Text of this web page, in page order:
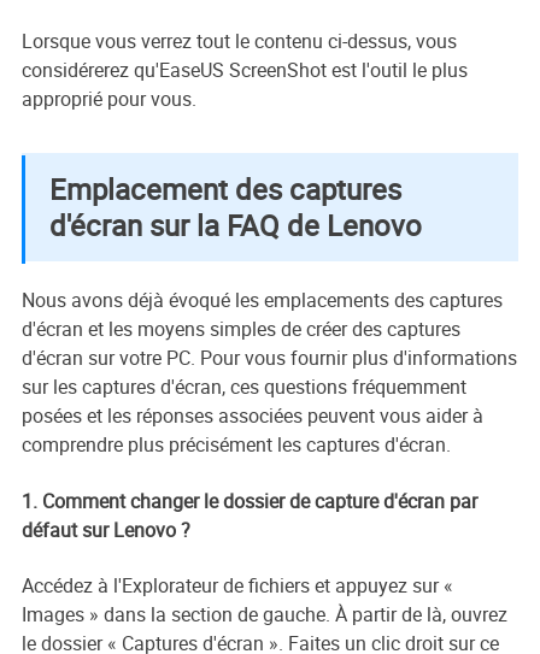
Lorsque vous verrez tout le contenu ci-dessus, vous
considérerez qu'EaseUS ScreenShot est l'outil le plus
approprié pour vous.
Emplacement des captures
d'écran sur la FAQ de Lenovo
Nous avons déjà évoqué les emplacements des captures
d'écran et les moyens simples de créer des captures
d'écran sur votre PC. Pour vous fournir plus d'informations
sur les captures d'écran, ces questions fréquemment
posées et les réponses associées peuvent vous aider à
comprendre plus précisément les captures d'écran.
1. Comment changer le dossier de capture d'écran par
défaut sur Lenovo ?
Accédez à l'Explorateur de fichiers et appuyez sur «
Images » dans la section de gauche. À partir de là, ouvrez
le dossier « Captures d'écran ». Faites un clic droit sur ce